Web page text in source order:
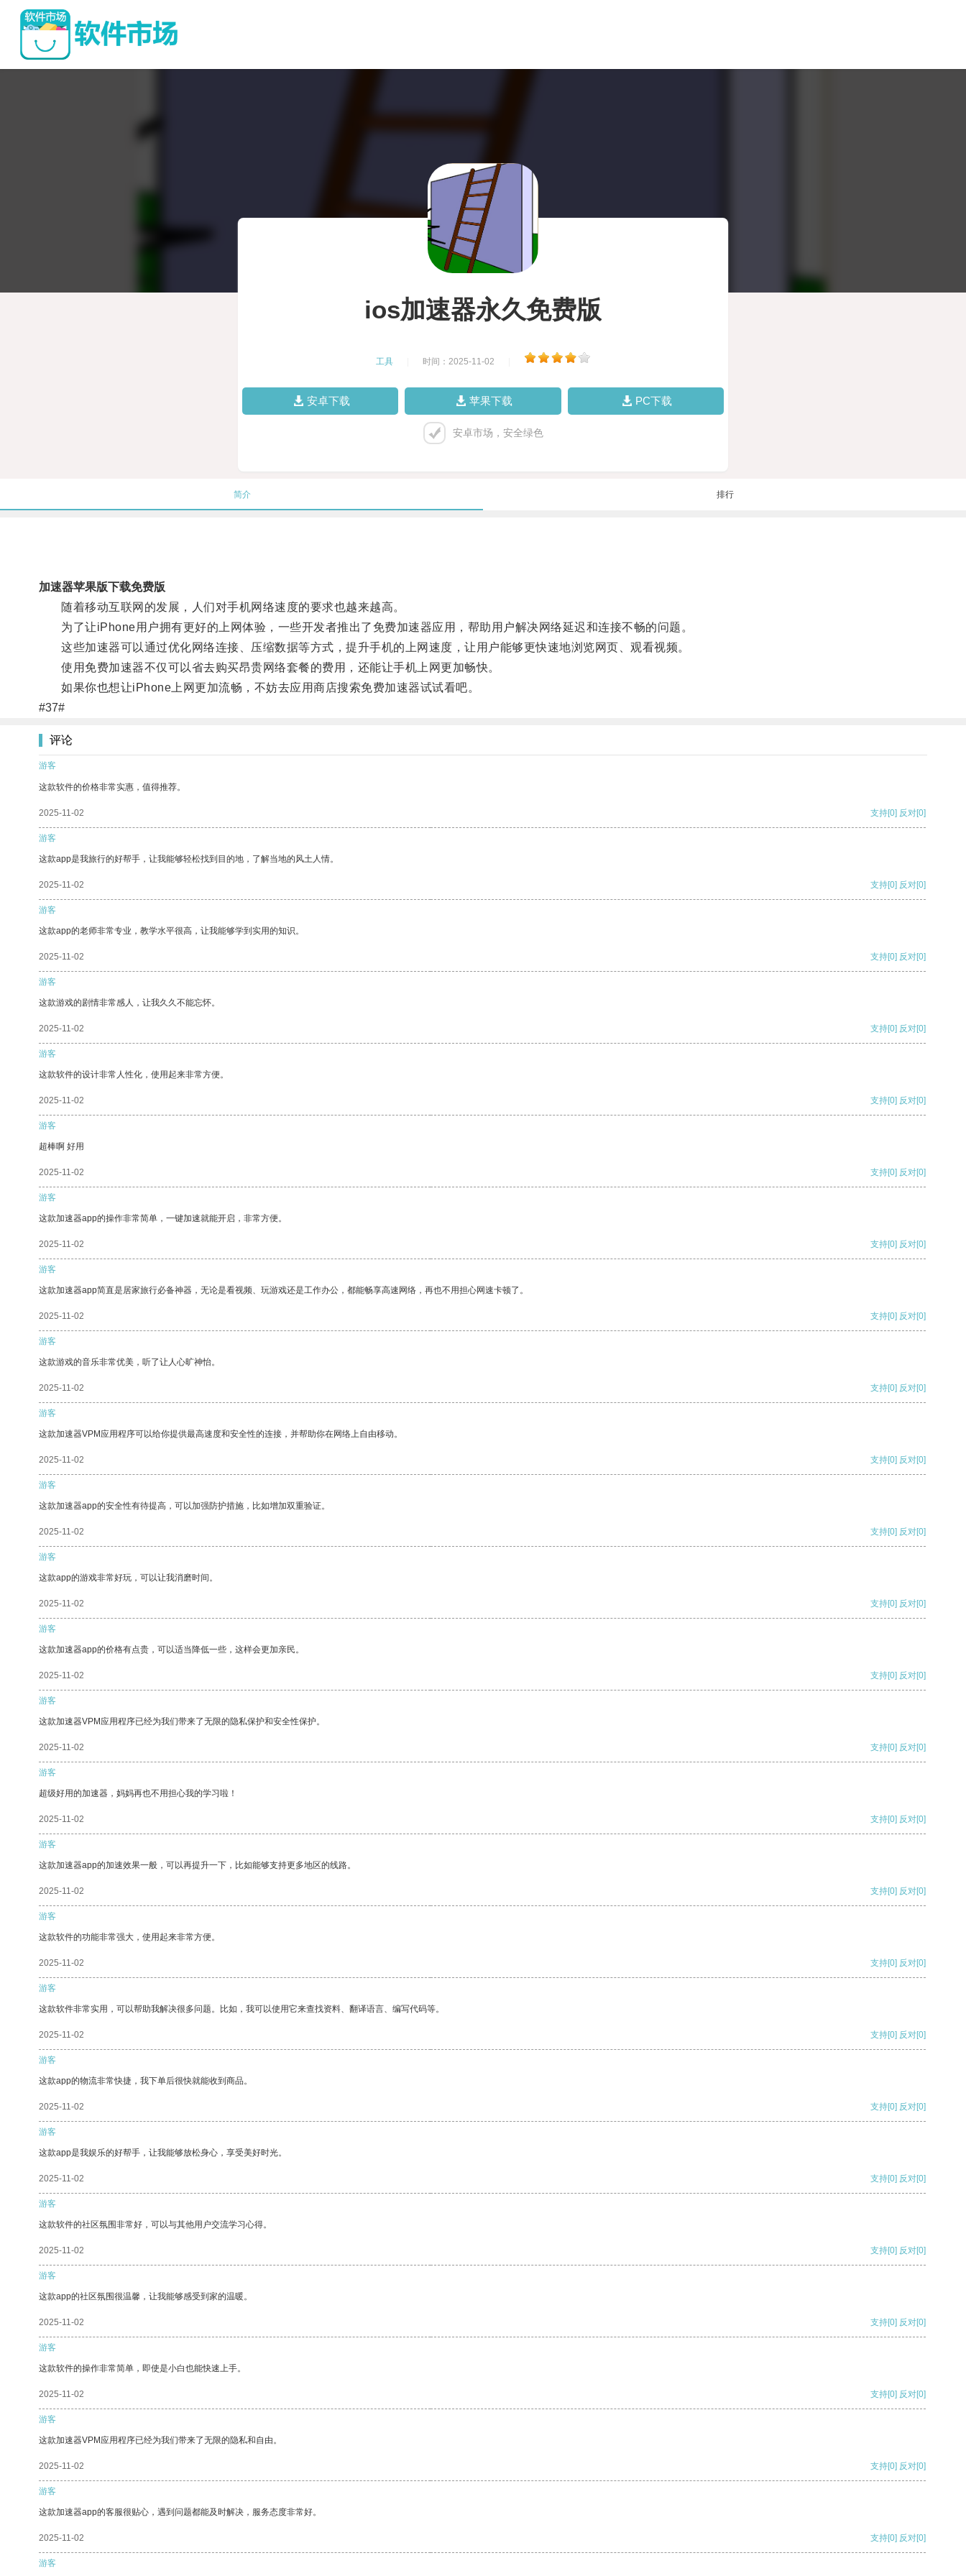
ios加速器永久免费版
工具 时间：2025-11-02
安卓下载 苹果下载 PC下载
安卓市场，安全绿色
简介 排行
加速器苹果版下载免费版
随着移动互联网的发展，人们对手机网络速度的要求也越来越高。
为了让iPhone用户拥有更好的上网体验，一些开发者推出了免费加速器应用，帮助用户解决网络延迟和连接不畅的问题。
这些加速器可以通过优化网络连接、压缩数据等方式，提升手机的上网速度，让用户能够更快速地浏览网页、观看视频。
使用免费加速器不仅可以省去购买昂贵网络套餐的费用，还能让手机上网更加畅快。
如果你也想让iPhone上网更加流畅，不妨去应用商店搜索免费加速器试试看吧。
#37#
评论
游客
这款软件的价格非常实惠，值得推荐。
2025-11-02 支持[0] 反对[0]
游客
这款app是我旅行的好帮手，让我能够轻松找到目的地，了解当地的风土人情。
2025-11-02 支持[0] 反对[0]
游客
这款app的老师非常专业，教学水平很高，让我能够学到实用的知识。
2025-11-02 支持[0] 反对[0]
游客
这款游戏的剧情非常感人，让我久久不能忘怀。
2025-11-02 支持[0] 反对[0]
游客
这款软件的设计非常人性化，使用起来非常方便。
2025-11-02 支持[0] 反对[0]
游客
超棒啊 好用
2025-11-02 支持[0] 反对[0]
游客
这款加速器app的操作非常简单，一键加速就能开启，非常方便。
2025-11-02 支持[0] 反对[0]
游客
这款加速器app简直是居家旅行必备神器，无论是看视频、玩游戏还是工作办公，都能畅享高速网络，再也不用担心网速卡顿了。
2025-11-02 支持[0] 反对[0]
游客
这款游戏的音乐非常优美，听了让人心旷神怡。
2025-11-02 支持[0] 反对[0]
游客
这款加速器VPM应用程序可以给你提供最高速度和安全性的连接，并帮助你在网络上自由移动。
2025-11-02 支持[0] 反对[0]
游客
这款加速器app的安全性有待提高，可以加强防护措施，比如增加双重验证。
2025-11-02 支持[0] 反对[0]
游客
这款app的游戏非常好玩，可以让我消磨时间。
2025-11-02 支持[0] 反对[0]
游客
这款加速器app的价格有点贵，可以适当降低一些，这样会更加亲民。
2025-11-02 支持[0] 反对[0]
游客
这款加速器VPM应用程序已经为我们带来了无限的隐私保护和安全性保护。
2025-11-02 支持[0] 反对[0]
游客
超级好用的加速器，妈妈再也不用担心我的学习啦！
2025-11-02 支持[0] 反对[0]
游客
这款加速器app的加速效果一般，可以再提升一下，比如能够支持更多地区的线路。
2025-11-02 支持[0] 反对[0]
游客
这款软件的功能非常强大，使用起来非常方便。
2025-11-02 支持[0] 反对[0]
游客
这款软件非常实用，可以帮助我解决很多问题。比如，我可以使用它来查找资料、翻译语言、编写代码等。
2025-11-02 支持[0] 反对[0]
游客
这款app的物流非常快捷，我下单后很快就能收到商品。
2025-11-02 支持[0] 反对[0]
游客
这款app是我娱乐的好帮手，让我能够放松身心，享受美好时光。
2025-11-02 支持[0] 反对[0]
游客
这款软件的社区氛围非常好，可以与其他用户交流学习心得。
2025-11-02 支持[0] 反对[0]
游客
这款app的社区氛围很温馨，让我能够感受到家的温暖。
2025-11-02 支持[0] 反对[0]
游客
这款软件的操作非常简单，即使是小白也能快速上手。
2025-11-02 支持[0] 反对[0]
游客
这款加速器VPM应用程序已经为我们带来了无限的隐私和自由。
2025-11-02 支持[0] 反对[0]
游客
这款加速器app的客服很贴心，遇到问题都能及时解决，服务态度非常好。
2025-11-02 支持[0] 反对[0]
游客